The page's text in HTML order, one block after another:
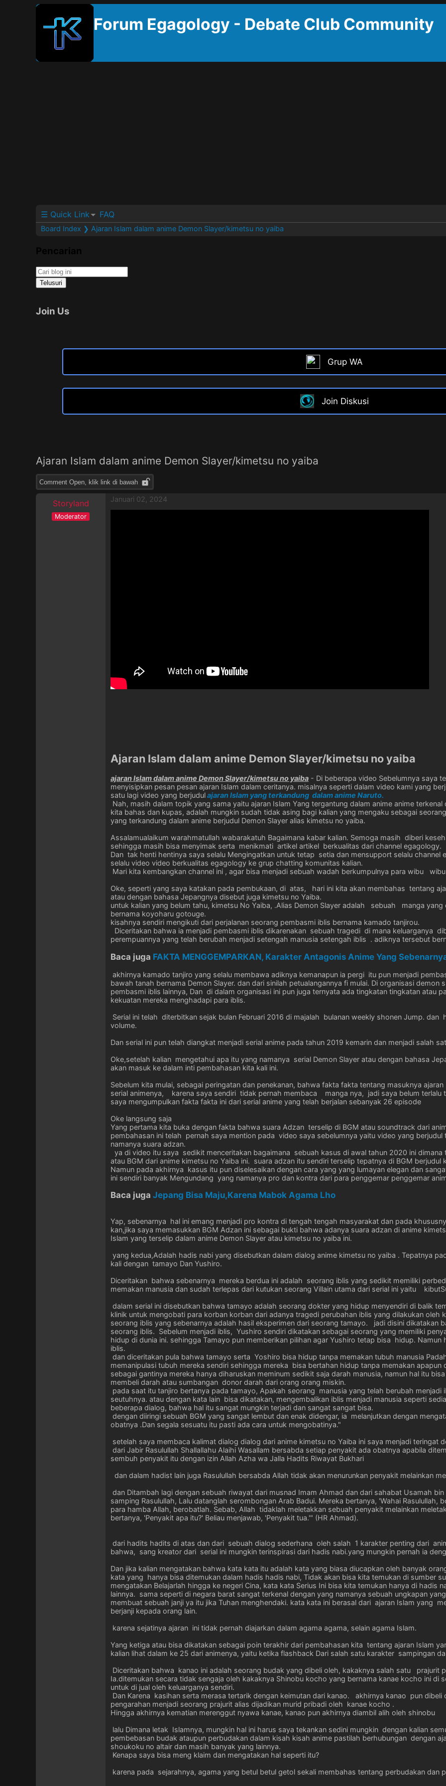
Forum Egagology - Debate Club Community
☰ Quick Link FAQ
Board Index ❯ Ajaran Islam dalam anime Demon Slayer/kimetsu no yaiba
Join Us
Grup WA
Join Diskusi
Ajaran Islam dalam anime Demon Slayer/kimetsu no yaiba
Comment Open, klik link di bawah
Storyland Januari 02, 2024
Ajaran Islam dalam anime Demon Slayer/kimetsu no yaiba
ajaran Islam dalam anime Demon Slayer/kimetsu no yaiba - Di beberapa video Sebelumnya saya
menyisipkan pesan pesan ajaran Islam dalam ceritanya. misalnya seperti dalam video kami yang
satu lagi video yang berjudulajaran Islam yang terkandung dalam anime Naruto.
Nah, masih dalam topik yang sama yaitu ajaran Islam Yang tergantung dalam anime anime
kita bahas dan kupas, adalah mungkin sudah tidak asing bagi kalian yang mengaku sebagai
yang terkandung dalam anime berjudul Demon Slayer alias kimetsu no yaiba.
Assalamualaikum warahmatullah wabarakatuh Bagaimana kabar kalian. Semoga masih diberi
sehingga masih bisa menyimak serta menikmati artikel artikel berkualitas dari channel egagology.
Dan tak henti hentinya saya selalu Mengingatkan untuk tetap setia dan mensupport selalu
selalu video video berkualitas egagology ke grup chatting komunitas kalian.
Mari kita kembangkan channel ini , agar bisa menjadi sebuah wadah berkumpulnya para wibu
Oke, seperti yang saya katakan pada pembukaan, di atas, hari ini kita akan membahas tentang
atau dengan bahasa Jepangnya disebut juga kimetsu no Yaiba.
untuk kalian yang belum tahu, kimetsu No Yaiba, .Alias Demon Slayer adalah sebuah manga
bernama koyoharu gotouge.
kisahnya sendiri mengikuti dari perjalanan seorang pembasmi iblis bernama kamado tanjirou.
Diceritakan bahwa ia menjadi pembasmi iblis dikarenakan sebuah tragedi di mana keluarganya
perempuannya yang telah berubah menjadi setengah manusia setengah iblis . adiknya tersebut
Baca juga FAKTA MENGGEMPARKAN, Karakter Antagonis Anime Yang
akhirnya kamado tanjiro yang selalu membawa adiknya kemanapun ia pergi itu pun menjadi
bawah tanah bernama Demon Slayer. dan dari sinilah petualangannya fi mulai. Di organisasi
pembasmi iblis lainnya, Dan di dalam organisasi ini pun juga ternyata ada tingkatan tingkatan atau
kekuatan mereka menghadapi para iblis.
Serial ini telah diterbitkan sejak bulan Februari 2016 di majalah bulanan weekly shonen Jump.
volume.
Dan serial ini pun telah diangkat menjadi serial anime pada tahun 2019 kemarin dan menjadi salah
Oke,setelah kalian mengetahui apa itu yang namanya serial Demon Slayer atau dengan bahasa
akan masuk ke dalam inti pembahasan kita kali ini.
Sebelum kita mulai, sebagai peringatan dan penekanan, bahwa fakta fakta tentang masuknya
serial animenya, karena saya sendiri tidak pernah membaca manga nya, jadi saya belum terlalu
saya mengumpulkan fakta fakta ini dari serial anime yang telah berjalan sebanyak 26 episode
Oke langsung saja
Yang pertama kita buka dengan fakta bahwa suara Adzan terselip di BGM atau soundtrack dari
pembahasan ini telah pernah saya mention pada video saya sebelumnya yaitu video yang
namanya suara adzan.
ya di video itu saya sedikit menceritakan bagaimana sebuah kasus di awal tahun 2020 ini
atau BGM dari anime kimetsu no Yaiba ini. suara adzan itu sendiri terselip tepatnya di BGM berjudul
Namun pada akhirnya kasus itu pun diselesaikan dengan cara yang yang lumayan elegan dan
ini sendiri banyak Mengundang yang namanya pro dan kontra dari para penggemar penggemar
Baca juga Jepang Bisa Maju,Karena Mabok Agama Lho
Yap, sebenarnya hal ini emang menjadi pro kontra di tengah tengah masyarakat dan pada
kan,jika saya memasukkan BGM Adzan ini sebagai bukti bahwa adanya suara adzan di anime
Islam yang terselip dalam anime Demon Slayer atau kimetsu no yaiba ini.
yang kedua,Adalah hadis nabi yang disebutkan dalam dialog anime kimetsu no yaiba . Tepatnya
kali dengan tamayo Dan Yushiro.
Diceritakan bahwa sebenarnya mereka berdua ini adalah seorang iblis yang sedikit memiliki
memakan manusia dan sudah terlepas dari kutukan seorang Villain utama dari serial ini yaitu
dalam serial ini disebutkan bahwa tamayo adalah seorang dokter yang hidup menyendiri di balik
klinik untuk mengobati para korban korban dari adanya tragedi perubahan iblis yang dilakukan oleh
seorang iblis yang sebenarnya adalah hasil eksperimen dari seorang tamayo. jadi disini dikatakan
seorang iblis. Sebelum menjadi iblis, Yushiro sendiri dikatakan sebagai seorang yang memiliki
hidup di dunia ini. sehingga Tamayo pun memberikan pilihan agar Yushiro tetap bisa hidup.
iblis.
dan diceritakan pula bahwa tamayo serta Yoshiro bisa hidup tanpa memakan tubuh manusia
memanipulasi tubuh mereka sendiri sehingga mereka bisa bertahan hidup tanpa memakan
sebagai gantinya mereka hanya diharuskan meminum sedikit saja darah manusia, namun hal itu
membeli darah atau sumbangan donor darah dari orang orang miskin.
pada saat itu tanjiro bertanya pada tamayo, Apakah seorang manusia yang telah berubah menjadi
seutuhnya. atau dengan kata lain bisa dikatakan, mengembalikan iblis menjadi manusia seperti
beberapa dialog, bahwa hal itu sangat mungkin terjadi dan sangat sangat bisa.
dengan diiringi sebuah BGM yang sangat lembut dan enak didengar, ia melanjutkan dengan
obatnya .Dan segala sesuatu itu pasti ada cara untuk mengobatinya."
setelah saya membaca kalimat dialog dialog dari anime kimetsu no Yaiba ini saya menjadi
dari Jabir Rasulullah Shallallahu Alaihi Wasallam bersabda setiap penyakit ada obatnya apabila
sembuh penyakit itu dengan izin Allah Azha wa Jalla Hadits Riwayat Bukhari
dan dalam hadist lain juga Rasulullah bersabda Allah tidak akan menurunkan penyakit melainkan
dan Ditambah lagi dengan sebuah riwayat dari musnad Imam Ahmad dan dari sahabat Usamah
samping Rasulullah, Lalu datanglah serombongan Arab Badui. Mereka bertanya, 'Wahai Rasulullah,
para hamba Allah, berobatlah. Sebab, Allah tidaklah meletakkan sebuah penyakit melainkan
bertanya, 'Penyakit apa itu?' Beliau menjawab, 'Penyakit tua.'" (HR Ahmad).
dari hadits hadits di atas dan dari sebuah dialog sederhana oleh salah 1 karakter penting dari
bahwa, sang kreator dari serial ini mungkin terinspirasi dari hadis nabi.yang mungkin pernah ia
Dan jika kalian mengatakan bahwa kata kata itu adalah kata yang biasa diucapkan oleh banyak
kata yang hanya bisa ditemukan dalam hadis hadis nabi, Tidak akan bisa kita temukan di sumber
mengatakan Belajarlah hingga ke negeri Cina, kata kata Serius Ini bisa kita temukan hanya di hadis
lainnya. sama seperti di negara barat sangat terkenal dengan yang namanya sebuah ungkapan
membuat sebuah janji ya itu jika Tuhan menghendaki. kata kata ini berasal dari ajaran Islam yang
berjanji kepada orang lain.
karena sejatinya ajaran ini tidak pernah diajarkan dalam agama agama, selain agama Islam.
Yang ketiga atau bisa dikatakan sebagai poin terakhir dari pembahasan kita tentang ajaran Islam
kalian lihat dalam ke 25 dari animenya, yaitu ketika flashback Dari salah satu karakter sampingan
Diceritakan bahwa kanao ini adalah seorang budak yang dibeli oleh, kakaknya salah satu prajurit
Ia.ditemukan secara tidak sengaja oleh kakaknya Shinobu kocho yang bernama kanae kocho ini di
untuk di jual oleh keluarganya sendiri.
Dan Karena kasihan serta merasa tertarik dengan keimutan dari kanao. akhirnya kanao pun
pengarahan menjadi seorang prajurit alias dijadikan murid pribadi oleh kanae kocho .
Hingga akhirnya kematian merenggut nyawa kanae, kanao pun akhirnya diambil alih oleh shinobu
lalu Dimana letak Islamnya, mungkin hal ini harus saya tekankan sedini mungkin dengan kalian
pembebasan budak ataupun perbudakan dalam kisah kisah anime pastilah berhubungan dengan
shoukoku no altair dan masih banyak yang lainnya.
Kenapa saya bisa meng klaim dan mengatakan hal seperti itu?
karena pada sejarahnya, agama yang betul betul getol sekali membahas tentang perbudakan dan